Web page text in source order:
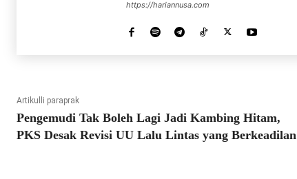
https://hariannusa.com
Artikulli paraprak
Pengemudi Tak Boleh Lagi Jadi Kambing Hitam,
PKS Desak Revisi UU Lalu Lintas yang Berkeadilan